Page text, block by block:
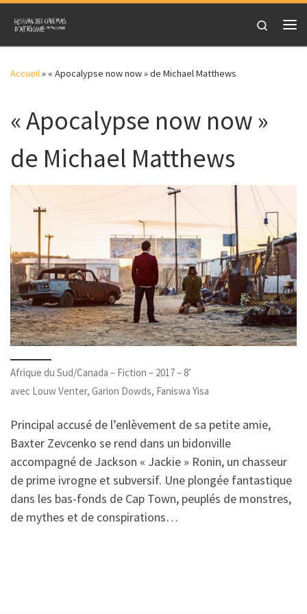
Skip to content
Search
Accueil» « Apocalypse now now » de Michael Matthews
« Apocalypse now now »
de Michael Matthews
Afrique du Sud/Canada – Fiction – 2017 – 8’
avec Louw Venter, Garion Dowds, Faniswa Yisa
Principal accusé de l’enlèvement de sa petite amie,
Baxter Zevcenko se rend dans un bidonville
accompagné de Jackson « Jackie » Ronin, un chasseur
de prime ivrogne et subversif. Une plongée fantastique
dans les bas-fonds de Cap Town, peuplés de monstres,
de mythes et de conspirations…